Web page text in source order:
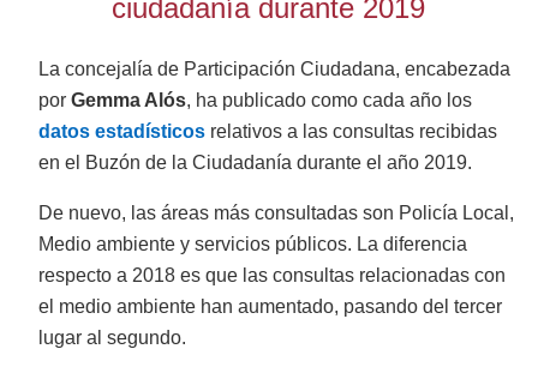
ciudadanía durante 2019
La concejalía de Participación Ciudadana, encabezada
porGemma Alós, ha publicado como cada año los
datos estadísticos relativos a las consultas recibidas
en el Buzón de la Ciudadanía durante el año 2019.
De nuevo, las áreas más consultadas son Policía Local,
Medio ambiente y servicios públicos. La diferencia
respecto a 2018 es que las consultas relacionadas con
el medio ambiente han aumentado, pasando del tercer
lugar al segundo.